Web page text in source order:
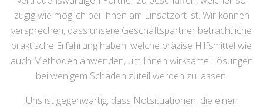
zügig wie möglich bei Ihnen am Einsatzort ist. Wir können
versprechen, dass unsere Geschäftspartner beträchtliche
praktische Erfahrung haben, welche präzise Hilfsmittel wie
auch Methoden anwenden, um Ihnen wirksame Lösungen
bei wenigem Schaden zuteil werden zu lassen.
Uns ist gegenwärtig, dass Notsituationen, die einen